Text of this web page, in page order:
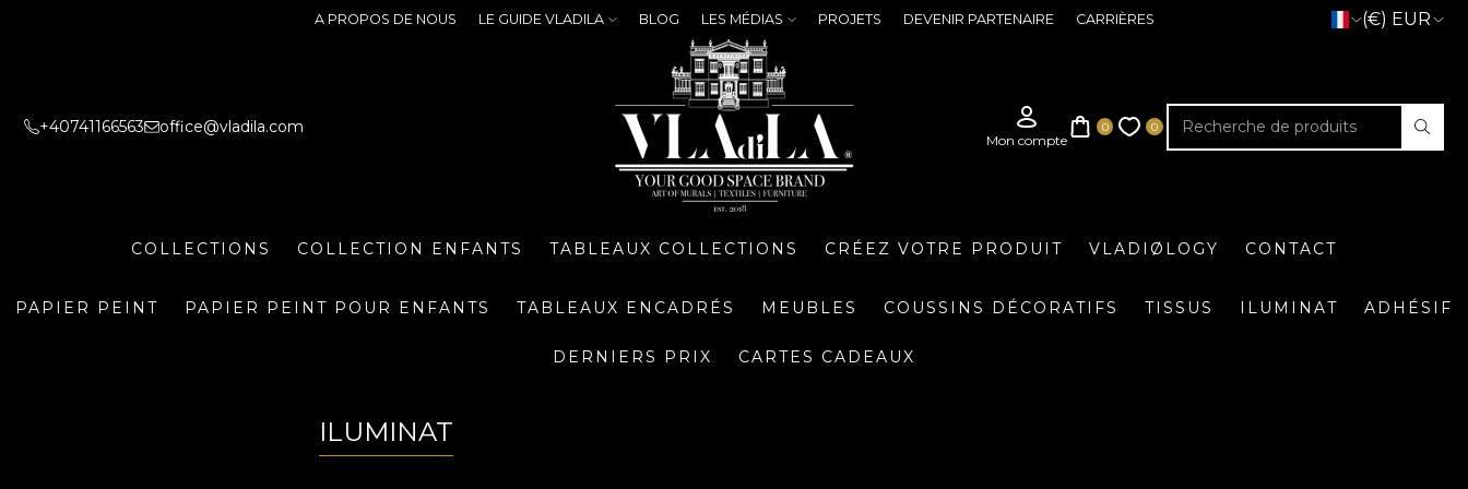
A PROPOS DE NOUS LE GUIDE VLADILA BLOG LES MÉDIAS PROJETS DEVENIR PARTENAIRE CARRIÈRES (€) EUR
+40741166563 office@vladila.com
COLLECTIONS COLLECTION ENFANTS TABLEAUX COLLECTIONS CRÉEZ VOTRE PRODUIT VLADIØLOGY CONTACT
PAPIER PEINT PAPIER PEINT POUR ENFANTS TABLEAUX ENCADRÉS MEUBLES COUSSINS DÉCORATIFS TISSUS ILUMINAT ADHÉSIF
DERNIERS PRIX CARTES CADEAUX
ILUMINAT